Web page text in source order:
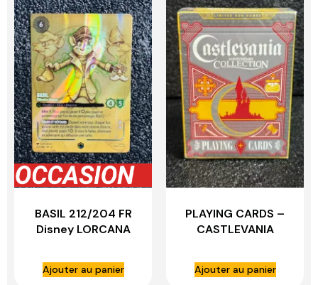
BASIL 212/204 FR
Disney LORCANA
Ajouter au panier
PLAYING CARDS –
CASTLEVANIA
COLLECTION SOUS
BLISTER
Ajouter au panier